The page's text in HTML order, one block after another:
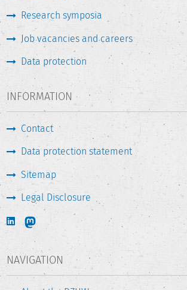
Research symposia
Job vacancies and careers
Data protection
INFORMATION
Contact
Data protection statement
Sitemap
Legal Disclosure
NAVIGATION